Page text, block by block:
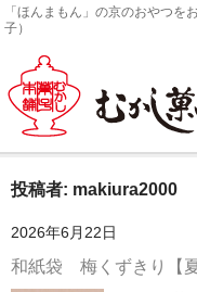
「ほんまもん」の京のおやつを
子）
ホーム
京のおやつ
投稿者: makiura2000
2026年6月22日
和紙袋 梅くずきり【夏